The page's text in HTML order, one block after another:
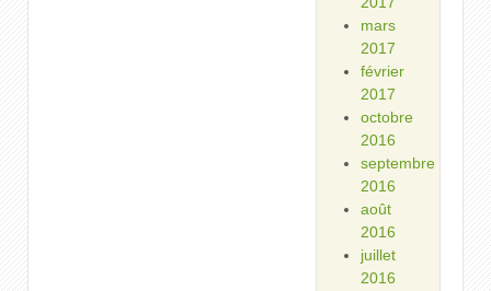
mars
2017
février
2017
octobre
2016
septembre
2016
août
2016
juillet
2016